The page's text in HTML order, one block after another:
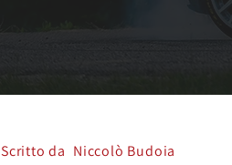
Scritto da Niccolò Budoia